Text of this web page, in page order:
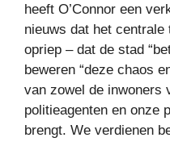
heeft O’Connor een
nieuws dat het
opriep – dat de stad
beweren “deze chaos
van zowel de inwoners
politieagenten en onze
brengt. We verdienen